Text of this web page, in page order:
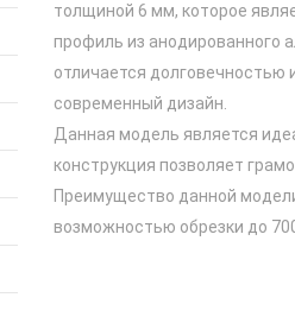
толщиной 6 мм, которое
профиль из анодированного
отличается долговечностью
современный дизайн.
Данная модель является
конструкция позволяет
Преимущество данной
возможностью обрезки до